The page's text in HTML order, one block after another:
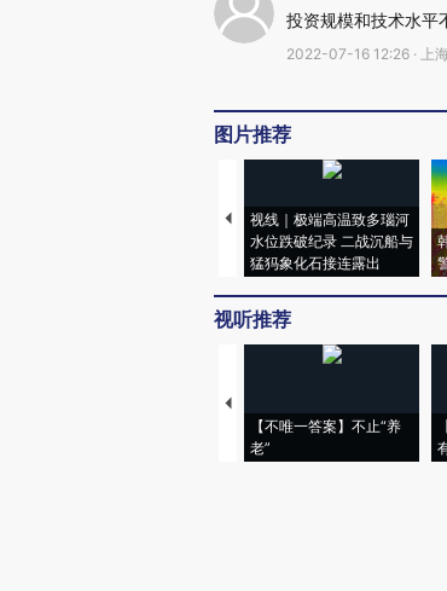
投资规模和技术水平
2022-07-16 12:26 · 上
图片推荐
视线｜极端高温致多瑙河
水位跌破纪录 二战沉船与
猛犸象化石接连露出
视听推荐
【不唯一答案】不止“养
老”